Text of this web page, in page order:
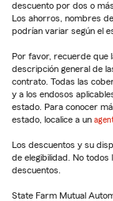
descuento por dos o
Los ahorros, nombres
podrían variar según el
Por favor, recuerde que
descripción general de
contrato. Todas las
y a los endosos
estado. Para conocer
estado, localice a un
Los descuentos y su
de elegibilidad. No
descuentos.
State Farm Mutual